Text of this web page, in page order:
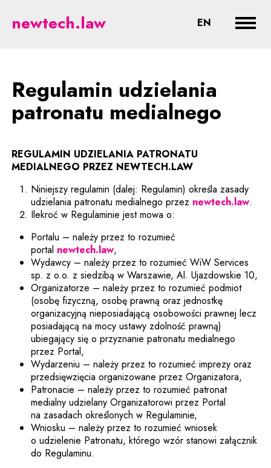
Patronaty medialne - prawne
newtech.law EN CHANGE
Regulamin udzielania
patronatu medialnego
REGULAMIN UDZIELANIA PATRONATU
MEDIALNEGO PRZEZ NEWTECH.LAW
Niniejszy regulamin (dalej: Regulamin) określa zasady
udzielania patronatu medialnego przez newtech.law.
Ilekroć w Regulaminie jest mowa o:
Portalu – należy przez to rozumieć
portal newtech.law,
Wydawcy – należy przez to rozumieć WiW Services
sp. z o.o. z siedzibą w Warszawie, Al. Ujazdowskie 10,
Organizatorze – należy przez to rozumieć podmiot
(osobę fizyczną, osobę prawną oraz jednostkę
organizacyjną nieposiadającą osobowości prawnej lecz
posiadającą na mocy ustawy zdolność prawną)
ubiegający się o przyznanie patronatu medialnego
przez Portal,
Wydarzeniu – należy przez to rozumieć imprezy oraz
przedsięwzięcia organizowane przez Organizatora,
Patronacie – należy przez to rozumieć patronat
medialny udzielany Organizatorowi przez Portal
na zasadach określonych w Regulaminie,
Wniosku – należy przez to rozumieć wniosek
o udzielenie Patronatu, którego wzór stanowi załącznik
do Regulaminu.